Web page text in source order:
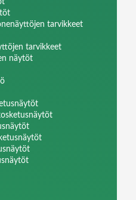
tarvikkeet
tarvikkeet
näytöt